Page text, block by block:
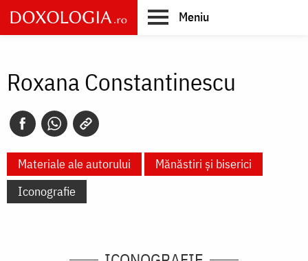
Skip
to
main
Meniu
Roxana Constantinescu
Materiale ale autorului
Mănăstiri și biserici
Iconografie